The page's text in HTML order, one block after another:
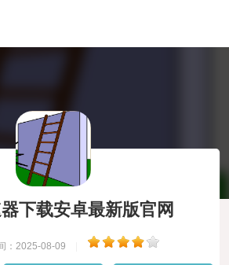
下载安卓最新版官网
：2025-08-09